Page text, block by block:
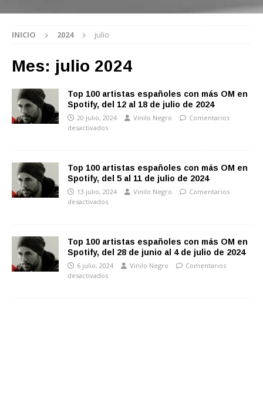
INICIO 2024 julio
Mes: julio 2024
Top 100 artistas españoles con más OM en
Spotify, del 12 al 18 de julio de 2024
20 julio, 2024 Vinilo Negro
Comentarios
desactivados
Top 100 artistas españoles con más OM en
Spotify, del 5 al 11 de julio de 2024
13 julio, 2024 Vinilo Negro
Comentarios
desactivados
Top 100 artistas españoles con más OM en
Spotify, del 28 de junio al 4 de julio de 2024
6 julio, 2024 Vinilo Negro
Comentarios
desactivados